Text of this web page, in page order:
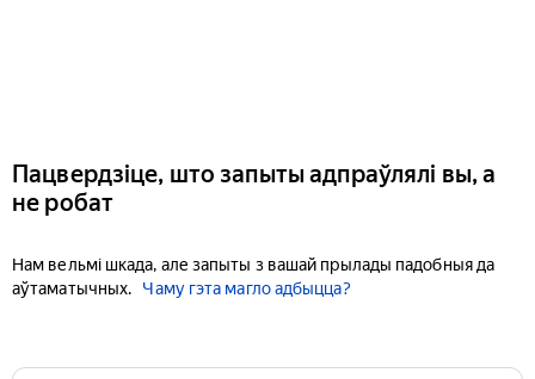
Пацвердзіце, што запыты адпраўлялі вы, а
не робат
Нам вельмі шкада, але запыты з вашай прылады падобныя да
аўтаматычных.
Чаму гэта магло адбыцца?